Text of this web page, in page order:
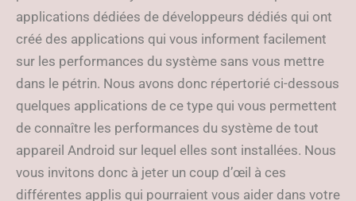
applications dédiées de développeurs dédiés qui ont
créé des applications qui vous informent facilement
sur les performances du système sans vous mettre
dans le pétrin. Nous avons donc répertorié ci-dessous
quelques applications de ce type qui vous permettent
de connaître les performances du système de tout
appareil Android sur lequel elles sont installées. Nous
vous invitons donc à jeter un coup d’œil à ces
différentes applis qui pourraient vous aider dans votre